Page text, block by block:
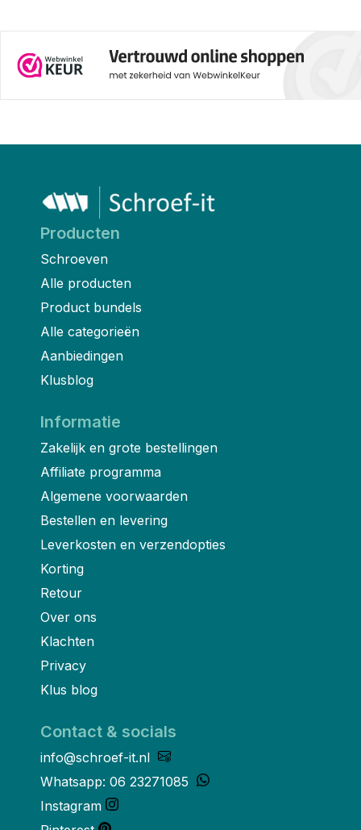
Producten
Schroeven
Alle producten
Product bundels
Alle categorieën
Aanbiedingen
Klusblog
Informatie
Zakelijk en grote bestellingen
Affiliate programma
Algemene voorwaarden
Bestellen en levering
Leverkosten en verzendopties
Korting
Retour
Over ons
Klachten
Privacy
Klus blog
Contact & socials
info@schroef-it.nl
Whatsapp: 06 23271085
Instagram